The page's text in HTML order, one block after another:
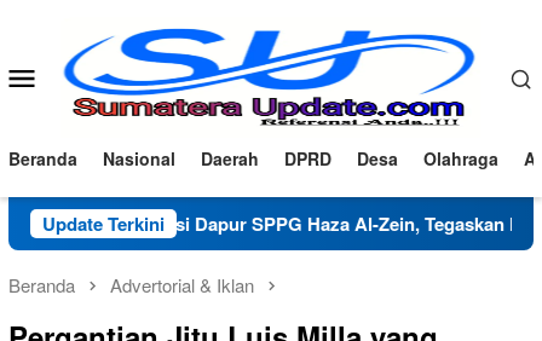
Menu
Mobile
Beranda Nasional Daerah DPRD Desa Olahraga
Update Terkini
Dapur SPPG Haza Al-Zein, Tegaskan Komitmen Jaga
Beranda Advertorial & Iklan